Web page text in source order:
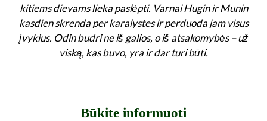
kitiems dievams lieka paslėpti. Varnai Hugin ir Munin
kasdien skrenda per karalystes ir perduoda jam visus
įvykius. Odin budri ne iš galios, o iš atsakomybės – už
viską, kas buvo, yra ir dar turi būti.
Būkite informuoti